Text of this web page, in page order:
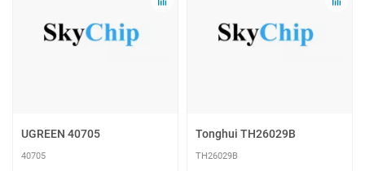
UGREEN 40705
40705
Tonghui TH26029B
TH26029B